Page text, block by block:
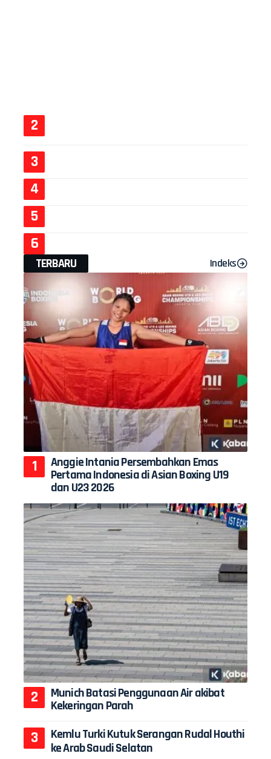
TERBARU Indeks
Anggie Intania Persembahkan Emas
Pertama Indonesia di Asian Boxing U19
dan U23 2026
Munich Batasi Penggunaan Air akibat
Kekeringan Parah
Kemlu Turki Kutuk Serangan Rudal Houthi
ke Arab Saudi Selatan